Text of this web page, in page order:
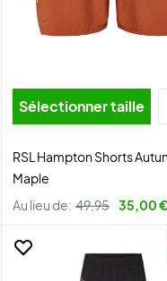
Sélectionner taille
RSL Hampton Shorts
Maple
Au lieu de: 49,95 35,00 €